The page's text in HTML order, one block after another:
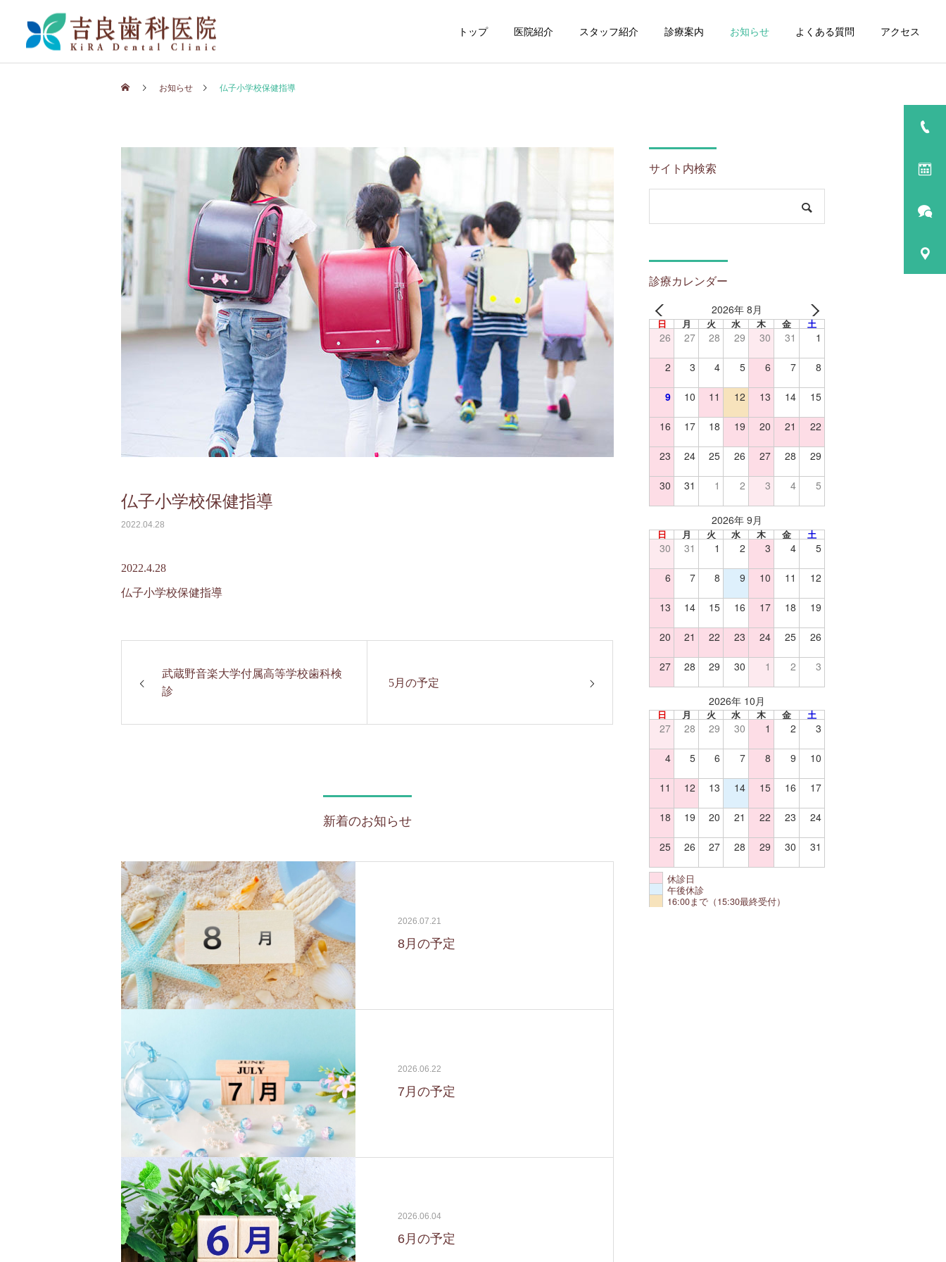
トップ 医院紹介 スタッフ紹介 診療案内 お知らせ よくある質問 アクセス
お知らせ 仏子小学校保健指導
仏子小学校保健指導
2022.04.28
2022.4.28
仏子小学校保健指導
武蔵野音楽大学付属高等学校歯科検
診
5月の予定
新着のお知らせ
2026.07.21
8月の予定
2026.06.22
7月の予定
2026.06.04
6月の予定
サイト内検索
診療カレンダー
2026年 8月
日 月 火 水 木 金 土
26 27 28 29 30 31 1
2 3 4 5 6 7 8
9 10 11 12 13 14 15
16 17 18 19 20 21 22
23 24 25 26 27 28 29
30 31 1 2 3 4 5
2026年 9月
日 月 火 水 木 金 土
30 31 1 2 3 4 5
6 7 8 9 10 11 12
13 14 15 16 17 18 19
20 21 22 23 24 25 26
27 28 29 30 1 2 3
2026年 10月
日 月 火 水 木 金 土
27 28 29 30 1 2 3
4 5 6 7 8 9 10
11 12 13 14 15 16 17
18 19 20 21 22 23 24
25 26 27 28 29 30 31
休診日
午後休診
16:00まで（15:30最終受付）